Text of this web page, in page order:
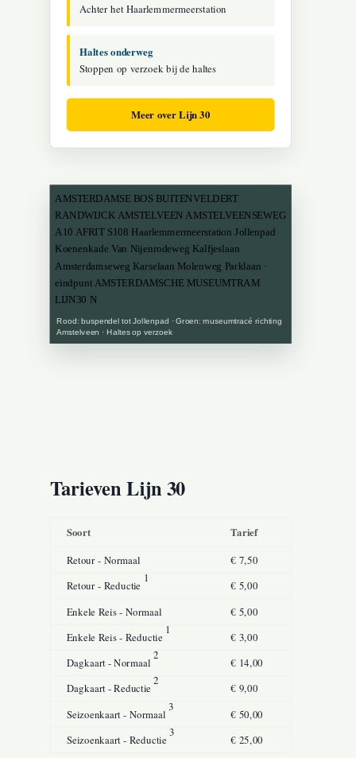
Achter het Haarlemmermeerstation
Haltes onderweg
Stoppen op verzoek bij de haltes
Meer over Lijn 30
AMSTERDAMSE BOS BUITENVELDERT
RANDWIJCK AMSTELVEEN AMSTELVEENSEWEG
A10 AFRIT S108 Haarlemmermeerstation Jollenpad
Koenenkade Van Nijenrodeweg Kalfjeslaan
Amsterdamseweg Karselaan Molenweg Parklaan ·
eindpunt AMSTERDAMSCHE MUSEUMTRAM
LIJN30 N
Rood: buspendel tot Jollenpad · Groen: museumtracé richting
Amstelveen · Haltes op verzoek
Tarieven Lijn 30
Soort Tarief
Retour - Normaal
€ 7,50
Retour - Reductie
1
€ 5,00
Enkele Reis - Normaal
€ 5,00
Enkele Reis - Reductie
1
€ 3,00
Dagkaart - Normaal
2
€ 14,00
Dagkaart - Reductie
2
€ 9,00
Seizoenkaart - Normaal
3
€ 50,00
Seizoenkaart - Reductie
3
€ 25,00